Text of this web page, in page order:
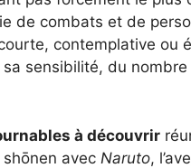
de combats et de
contemplative ou
sensibilité, du
à découvrir
avec Naruto,